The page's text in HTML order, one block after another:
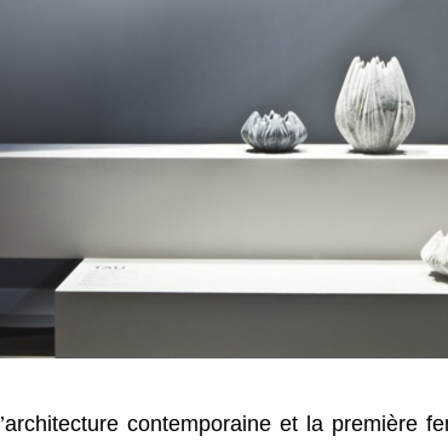
contemporaine et la première